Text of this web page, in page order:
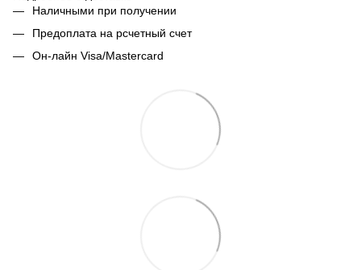
Наличными при получении
Предоплата на рсчетный счет
Он-лайн Visa/Mastercard